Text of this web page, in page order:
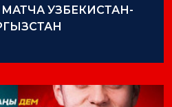
УЗБЕКИСТАН-